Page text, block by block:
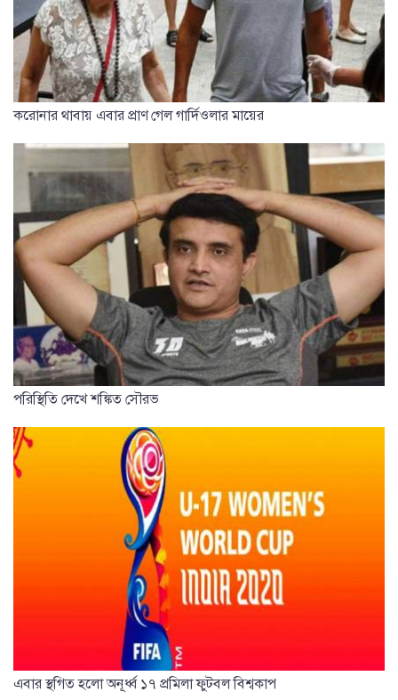
করোনার থাবায় এবার প্রাণ গেল গার্দিওলার মায়ের
পরিস্থিতি দেখে শঙ্কিত সৌরভ
এবার স্থগিত হলো অনূর্ধ্ব ১৭ প্রমিলা ফুটবল বিশ্বকাপ